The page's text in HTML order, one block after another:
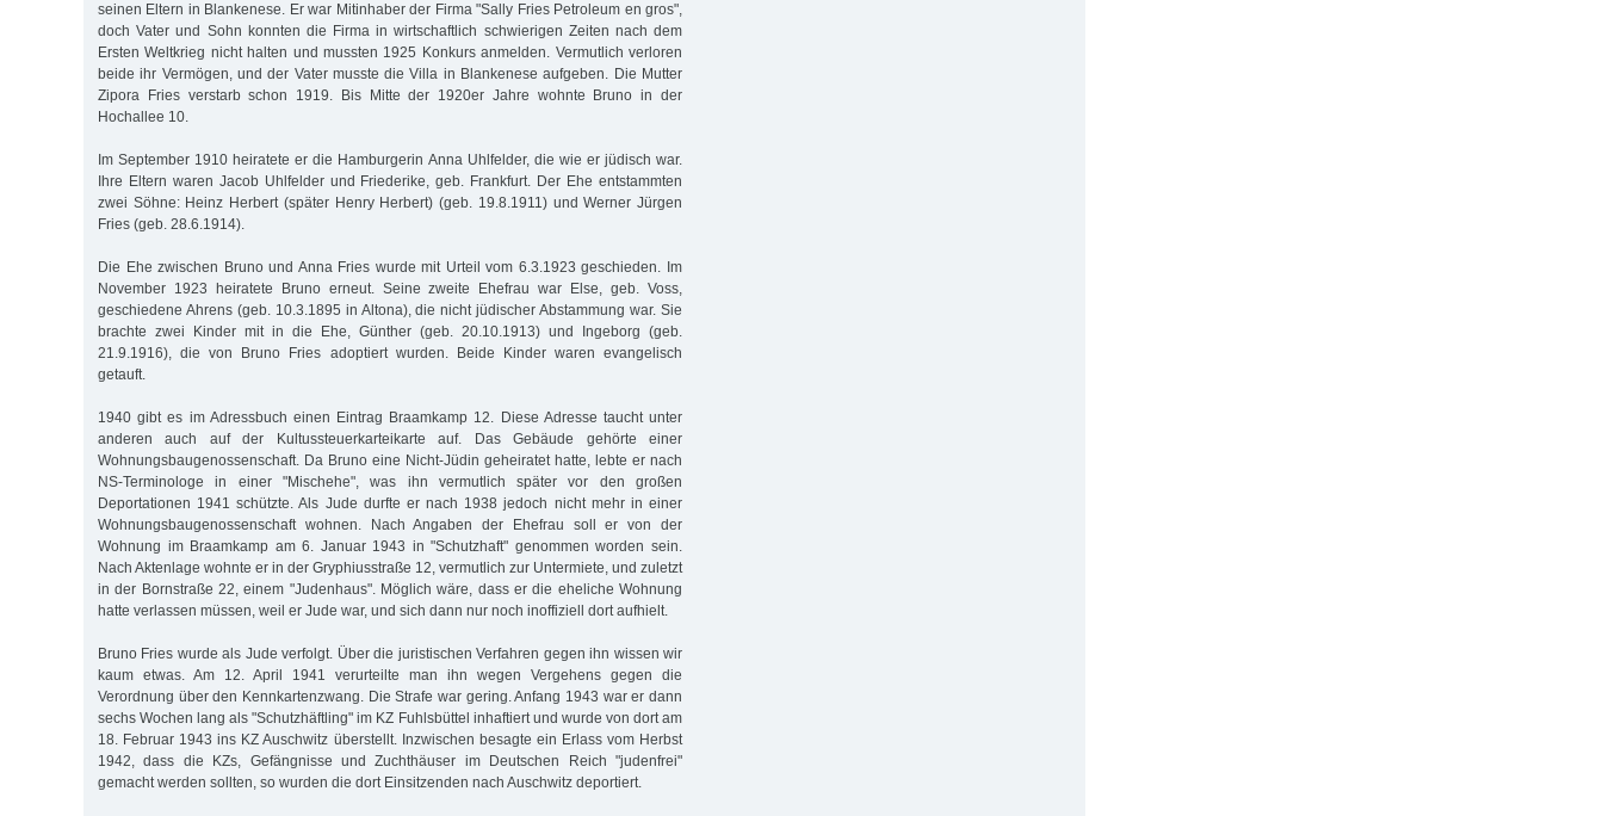
seinen Eltern in Blankenese. Er war Mitinhaber der Firma "Sally Fries Petroleum en gros",
doch Vater und Sohn konnten die Firma in wirtschaftlich schwierigen Zeiten nach dem
Ersten Weltkrieg nicht halten und mussten 1925 Konkurs anmelden. Vermutlich verloren
beide ihr Vermögen, und der Vater musste die Villa in Blankenese aufgeben. Die Mutter
Zipora Fries verstarb schon 1919. Bis Mitte der 1920er Jahre wohnte Bruno in der
Hochallee 10.
Im September 1910 heiratete er die Hamburgerin Anna Uhlfelder, die wie er jüdisch war.
Ihre Eltern waren Jacob Uhlfelder und Friederike, geb. Frankfurt. Der Ehe entstammten
zwei Söhne: Heinz Herbert (später Henry Herbert) (geb. 19.8.1911) und Werner Jürgen
Fries (geb. 28.6.1914).
Die Ehe zwischen Bruno und Anna Fries wurde mit Urteil vom 6.3.1923 geschieden. Im
November 1923 heiratete Bruno erneut. Seine zweite Ehefrau war Else, geb. Voss,
geschiedene Ahrens (geb. 10.3.1895 in Altona), die nicht jüdischer Abstammung war. Sie
brachte zwei Kinder mit in die Ehe, Günther (geb. 20.10.1913) und Ingeborg (geb.
21.9.1916), die von Bruno Fries adoptiert wurden. Beide Kinder waren evangelisch
getauft.
1940 gibt es im Adressbuch einen Eintrag Braamkamp 12. Diese Adresse taucht unter
anderen auch auf der Kultussteuerkarteikarte auf. Das Gebäude gehörte einer
Wohnungsbaugenossenschaft. Da Bruno eine Nicht-Jüdin geheiratet hatte, lebte er nach
NS-Terminologe in einer "Mischehe", was ihn vermutlich später vor den großen
Deportationen 1941 schützte. Als Jude durfte er nach 1938 jedoch nicht mehr in einer
Wohnungsbaugenossenschaft wohnen. Nach Angaben der Ehefrau soll er von der
Wohnung im Braamkamp am 6. Januar 1943 in "Schutzhaft" genommen worden sein.
Nach Aktenlage wohnte er in der Gryphiusstraße 12, vermutlich zur Untermiete, und zuletzt
in der Bornstraße 22, einem "Judenhaus". Möglich wäre, dass er die eheliche Wohnung
hatte verlassen müssen, weil er Jude war, und sich dann nur noch inoffiziell dort aufhielt.
Bruno Fries wurde als Jude verfolgt. Über die juristischen Verfahren gegen ihn wissen wir
kaum etwas. Am 12. April 1941 verurteilte man ihn wegen Vergehens gegen die
Verordnung über den Kennkartenzwang. Die Strafe war gering. Anfang 1943 war er dann
sechs Wochen lang als "Schutzhäftling" im KZ Fuhlsbüttel inhaftiert und wurde von dort am
18. Februar 1943 ins KZ Auschwitz überstellt. Inzwischen besagte ein Erlass vom Herbst
1942, dass die KZs, Gefängnisse und Zuchthäuser im Deutschen Reich "judenfrei"
gemacht werden sollten, so wurden die dort Einsitzenden nach Auschwitz deportiert.